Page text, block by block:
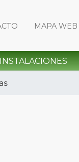
MAPA WEB
INSTALACIONES